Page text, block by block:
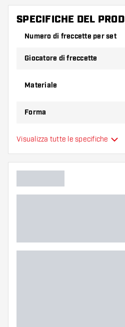
numero di alette e di
danneggiarsi o rompersi
Provate una forma, un
spessore diverso di alette
variante vi si addice di più!
SPECIFICHE DEL
Numero di freccette per set
Giocatore di freccette
Materiale
Forma
Tipo
Colori aggiuntivi
Visualizza tutte le specifiche